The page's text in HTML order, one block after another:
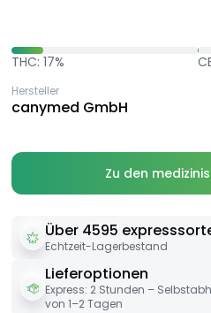
THC: 17%
Hersteller
canymed GmbH
Zu den
Über 4595
Echtzeit-Lagerbestand
Lieferoptionen
Express: 2 Stunden –
von 1–2 Tagen